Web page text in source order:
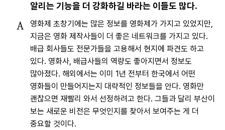
알리는 기능을 더 강화하길 바라는 이들도 많다.
A
영화제 초창기에는 많은 정보를 영화제가 가지고 있었지만,
지금은 영화 제작사들이 더 좋은 네트워크를 가지고 있다.
배급 회사들도 전문가들을 고용해서 현지에 파견도 하고
있다. 영화사, 배급사들의 역량도 좋아지면서 정보도
많아졌다. 해외에서는 이미 1년 전부터 한국에서 어떤
영화들이 만들어지는지 대략적인 정보들을 안다. 영화만
괜찮으면 재빨리 와서 선정하려고 한다. 그들과 달리 부산이
보는 새로운 비전은 무엇인지를 찾아서 보여주는 게 더
중요할 것이다.